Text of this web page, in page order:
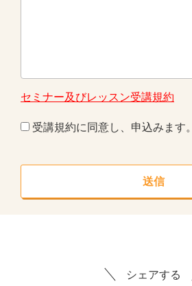
セミナー及びレッスン受講規約
受講規約に同意し、申込みます。
シェアする